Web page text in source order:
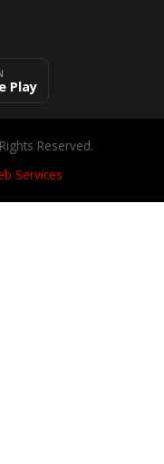
Play
Reserved.
Services